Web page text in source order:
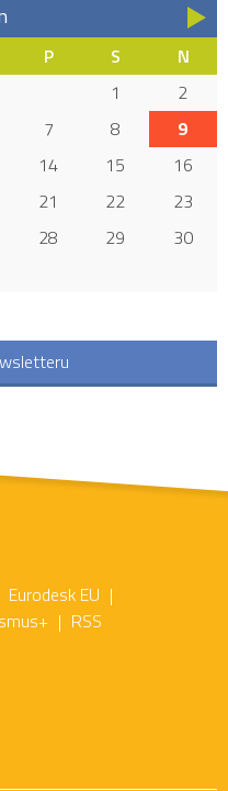
P S
N
1
2
7 8
9
14 15
16
21 22
23
28 29
30
Eurodesk EU
RSS